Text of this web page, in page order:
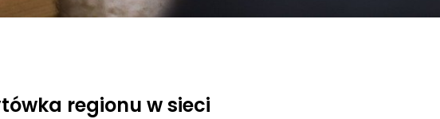
regionu w sieci